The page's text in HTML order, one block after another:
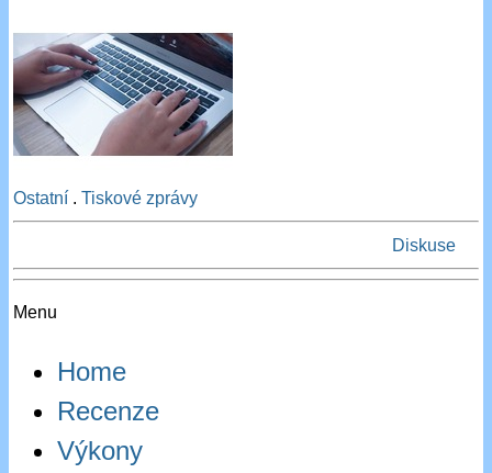
Ostatní .Tiskové zprávy
Diskuse
Menu
Home
Recenze
Výkony